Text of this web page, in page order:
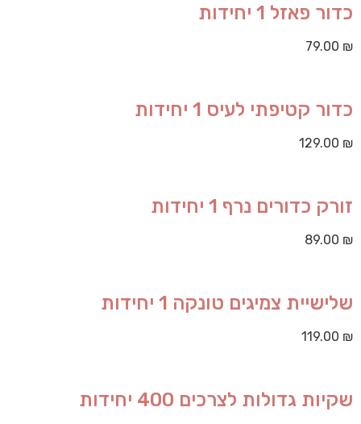
כדור פאזל 1 יחידות
79.00 ₪
כדור קטיפתי לעיס 1 יחידות
129.00 ₪
זורק כדורים נרף 1 יחידות
89.00 ₪
שלישיית צמיגים טונקה 1 יחידות
119.00 ₪
שקיות גדולות לצרכים 400 יחידות